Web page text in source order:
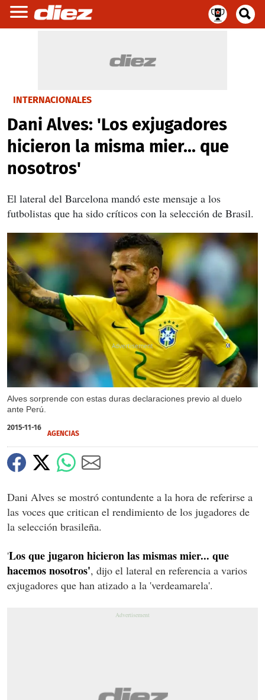
INTERNACIONALES
Dani Alves: 'Los exjugadores
hicieron la misma mier... que
nosotros'
El lateral del Barcelona mandó este mensaje a los
futbolistas que ha sido críticos con la selección de Brasil.
Alves sorprende con estas duras declaraciones previo al duelo
ante Perú.
X
2015-11-16
AGENCIAS
Dani Alves se mostró contundente a la hora de referirse a
las voces que critican el rendimiento de los jugadores de
la selección brasileña.
'Los que jugaron hicieron las mismas mier... que
hacemos nosotros', dijo el lateral en referencia a varios
exjugadores que han atizado a la 'verdeamarela'.